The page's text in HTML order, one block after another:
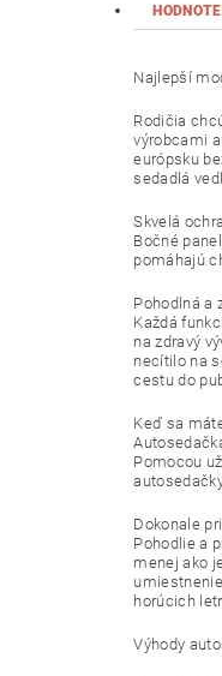
Najlepší
Rodičia
výrobcami
európsku
sedadlá
Skvelá
Bočné
pomáhajú
Pohodlná a
Každá
na zdravý
necítilo na
cestu do
Keď sa
Pomocou
Dokonale
Pohodlie a
menej ako
horúcich
Výhody